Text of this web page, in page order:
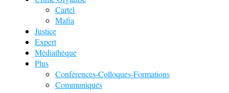
Cartel
Mafia
Justice
Expert
Médiathèque
Plus
Conférences-Colloques-Formations
Communiqués